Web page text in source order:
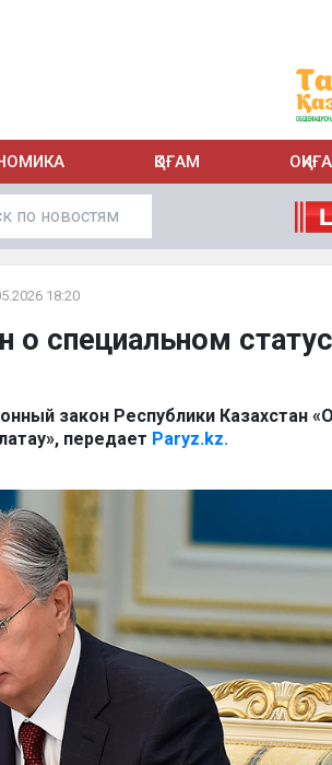
ҚОҒАМ ОҚИҒА
18:20
о специальном
закон Республики Казахстан «О
передает Paryz.kz.